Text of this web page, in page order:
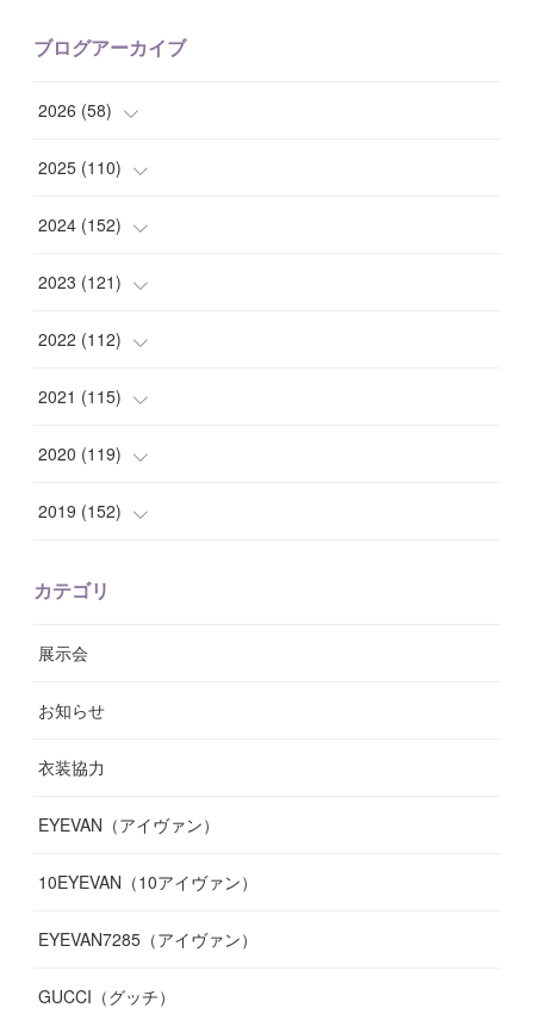
ブログアーカイブ
2026 (58)
( 2)
(10)
(9)
( 7)
( 8 )
2025 (110)
(10)
(7)
( 8)
( 7 )
( 10)
9
(14
(8
(9
2024 (152)
(14)
( 15)
( 11)
( 10)
( 11)
(14
(19
(12)
(10)
2023 (121)
( 12)
( 8)
( 8)
( 6)
(12
(10
(17)
(11)
(10)
2022 (112)
( 10)
( 7)
(8)
(9
(7
(7
(10)
(11)
12)
2021 (115)
( 14)
(13)
(3
( 7
(13)
(11)
(13)
7)
2020 (119)
(7)
(
( 5
(8)
(12)
11)
2019 (152)
(10 )
(10)
13)
カテゴリ
展示会
お知らせ
衣装協力
EYEVAN（アイヴァン）
10EYEVAN（10アイヴァン）
EYEVAN7285（アイヴァン）
GUCCI（グッチ）